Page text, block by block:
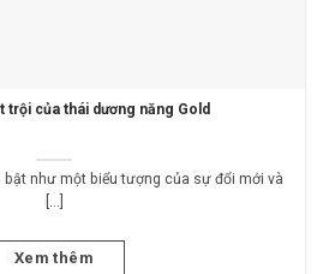
trội của thái dương năng Gold
bật như một biểu tượng của sự đổi mới và
[...]
Xem thêm